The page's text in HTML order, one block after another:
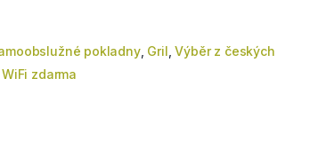
pokladny, Gril ,Výběr z českých
WiFi zdarma